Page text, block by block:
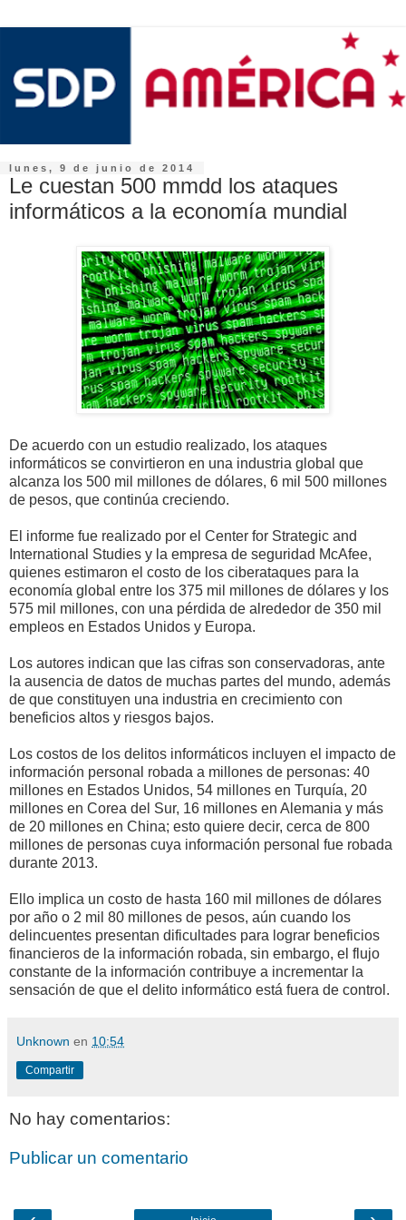
lunes, 9 de junio de 2014
Le cuestan 500 mmdd los ataques
informáticos a la economía mundial
De acuerdo con un estudio realizado, los ataques
informáticos se convirtieron en una industria global que
alcanza los 500 mil millones de dólares, 6 mil 500 millones
de pesos, que continúa creciendo.
El informe fue realizado por el Center for Strategic and
International Studies y la empresa de seguridad McAfee,
quienes estimaron el costo de los ciberataques para la
economía global entre los 375 mil millones de dólares y los
575 mil millones, con una pérdida de alrededor de 350 mil
empleos en Estados Unidos y Europa.
Los autores indican que las cifras son conservadoras, ante
la ausencia de datos de muchas partes del mundo, además
de que constituyen una industria en crecimiento con
beneficios altos y riesgos bajos.
Los costos de los delitos informáticos incluyen el impacto de
información personal robada a millones de personas: 40
millones en Estados Unidos, 54 millones en Turquía, 20
millones en Corea del Sur, 16 millones en Alemania y más
de 20 millones en China; esto quiere decir, cerca de 800
millones de personas cuya información personal fue robada
durante 2013.
Ello implica un costo de hasta 160 mil millones de dólares
por año o 2 mil 80 millones de pesos, aún cuando los
delincuentes presentan dificultades para lograr beneficios
financieros de la información robada, sin embargo, el flujo
constante de la información contribuye a incrementar la
sensación de que el delito informático está fuera de control.
Unknown en 10:54
Compartir
No hay comentarios:
Publicar un comentario